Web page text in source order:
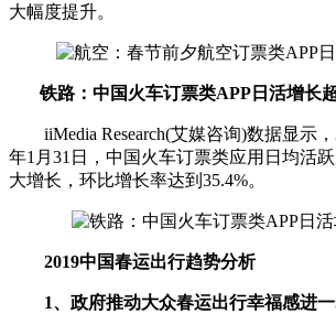
大幅度提升。
铁路：中国火车订票类APP日活增长
iiMedia Research(艾媒咨询)数据显示，
年1月31日，中国火车订票类应用日均活
大增长，环比增长率达到35.4%。
2019中国春运出行趋势分析
1、政府推动大众春运出行幸福感进一